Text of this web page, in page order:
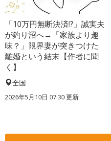
「10万円無断決済!?」誠実夫
が釣り沼へ→「家族より趣
味？」限界妻が突きつけた
離婚という結末【作者に聞
く】
全国
2026年5月10日 07:30 更新